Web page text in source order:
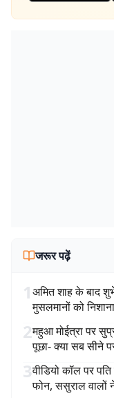
जरूर पढ़ें
1अमित शाह के बाद
मुसलमानों को
2महुआ मोईत्रा पर
पूछा- क्या सब सीने
3वीडियो कॉल पर
फोन, ससुराल वालों